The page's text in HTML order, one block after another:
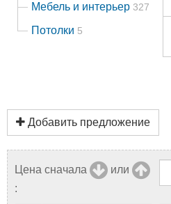
Мебель и интерьер 327
Потолки 5
Добавить предложение
Цена сначала
или
: